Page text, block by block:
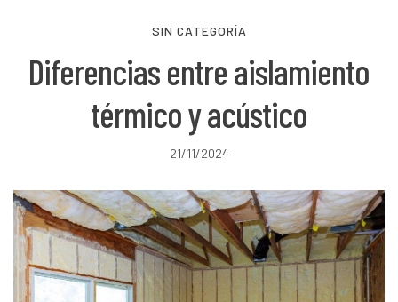
SIN CATEGORÍA
Diferencias entre aislamiento
térmico y acústico
21/11/2024